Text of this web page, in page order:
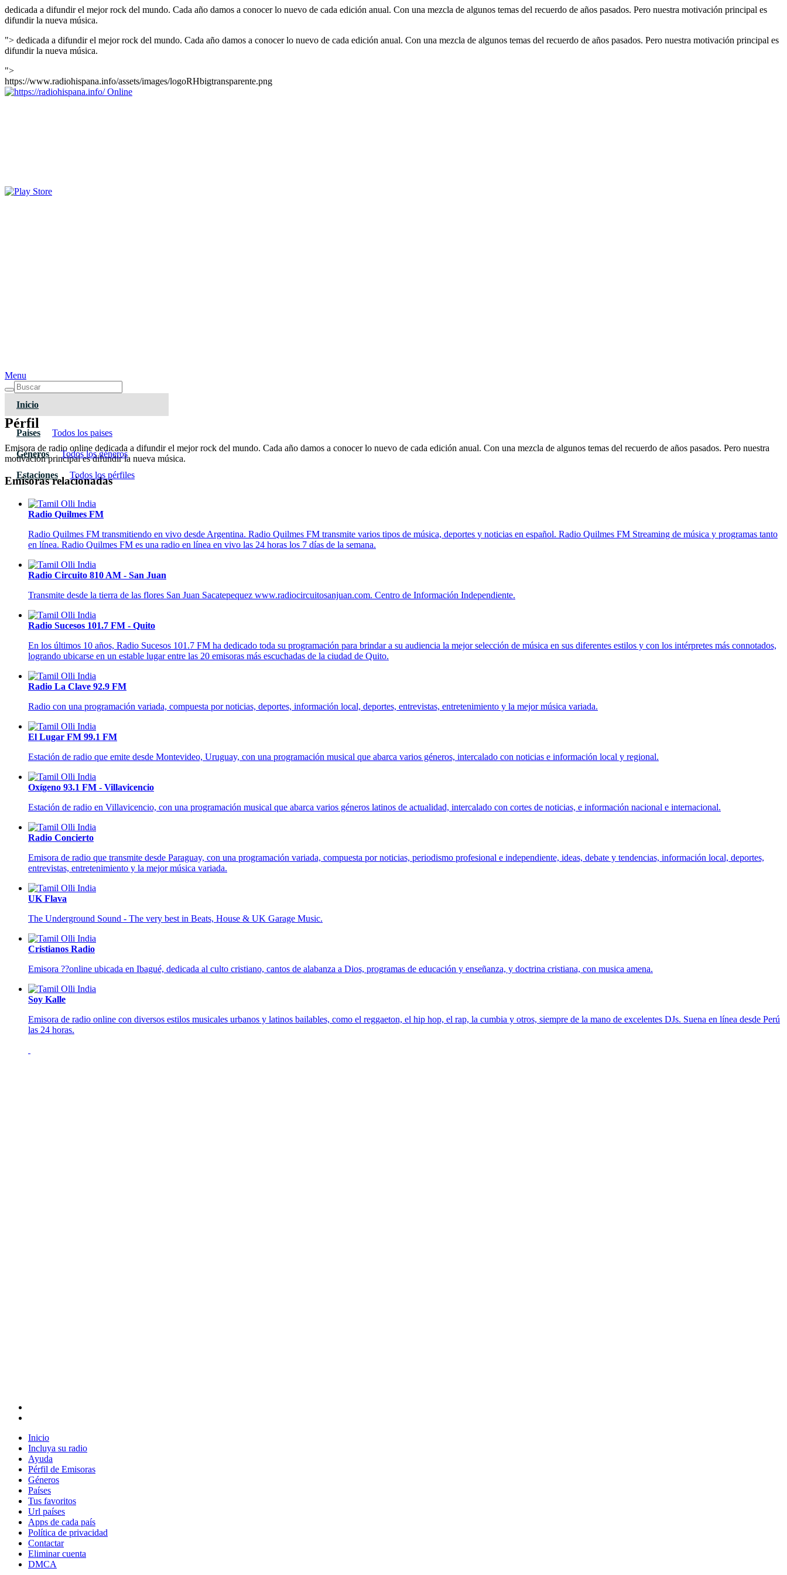
dedicada a difundir el mejor rock del mundo. Cada año damos a conocer lo nuevo de cada edición anual. Con una mezcla de algunos temas del recuerdo de años pasados. Pero nuestra motivación principal es
difundir la nueva música.
"> dedicada a difundir el mejor rock del mundo. Cada año damos a conocer lo nuevo de cada edición anual. Con una mezcla de algunos temas del recuerdo de años pasados. Pero nuestra motivación principal es
difundir la nueva música.
">
https://www.radiohispana.info/assets/images/logoRHbigtransparente.png
Online
Menu
Inicio
Paises Todos los paises
Géneros Todos los géneros
Estaciones Todos los pérfiles
Pérfil
Emisora de radio online dedicada a difundir el mejor rock del mundo. Cada año damos a conocer lo nuevo de cada edición anual. Con una mezcla de algunos temas del recuerdo de años pasados. Pero nuestra
motivación principal es difundir la nueva música.
Emisoras relacionadas
Radio Quilmes FM
Radio Quilmes FM transmitiendo en vivo desde Argentina. Radio Quilmes FM transmite varios tipos de música, deportes y noticias en español. Radio Quilmes FM Streaming de música y programas tanto
en línea. Radio Quilmes FM es una radio en línea en vivo las 24 horas los 7 días de la semana.
Radio Circuito 810 AM - San Juan
Transmite desde la tierra de las flores San Juan Sacatepequez www.radiocircuitosanjuan.com. Centro de Información Independiente.
Radio Sucesos 101.7 FM - Quito
En los últimos 10 años, Radio Sucesos 101.7 FM ha dedicado toda su programación para brindar a su audiencia la mejor selección de música en sus diferentes estilos y con los intérpretes más connotados,
logrando ubicarse en un estable lugar entre las 20 emisoras más escuchadas de la ciudad de Quito.
Radio La Clave 92.9 FM
Radio con una programación variada, compuesta por noticias, deportes, información local, deportes, entrevistas, entretenimiento y la mejor música variada.
El Lugar FM 99.1 FM
Estación de radio que emite desde Montevideo, Uruguay, con una programación musical que abarca varios géneros, intercalado con noticias e información local y regional.
Oxígeno 93.1 FM - Villavicencio
Estación de radio en Villavicencio, con una programación musical que abarca varios géneros latinos de actualidad, intercalado con cortes de noticias, e información nacional e internacional.
Radio Concierto
Emisora de radio que transmite desde Paraguay, con una programación variada, compuesta por noticias, periodismo profesional e independiente, ideas, debate y tendencias, información local, deportes,
entrevistas, entretenimiento y la mejor música variada.
UK Flava
The Underground Sound - The very best in Beats, House & UK Garage Music.
Cristianos Radio
Emisora ??online ubicada en Ibagué, dedicada al culto cristiano, cantos de alabanza a Dios, programas de educación y enseñanza, y doctrina cristiana, con musica amena.
Soy Kalle
Emisora de radio online con diversos estilos musicales urbanos y latinos bailables, como el reggaeton, el hip hop, el rap, la cumbia y otros, siempre de la mano de excelentes DJs. Suena en línea desde Perú
las 24 horas.
Inicio
Incluya su radio
Ayuda
Pérfil de Emisoras
Géneros
Países
Tus favoritos
Url países
Apps de cada país
Política de privacidad
Contactar
Eliminar cuenta
DMCA